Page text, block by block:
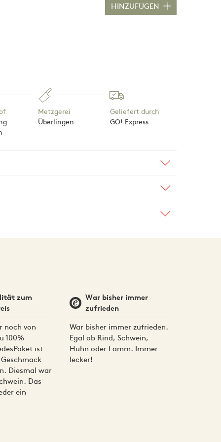
HINZUFÜGEN
Metzgerei
Überlingen
Geliefert durch
GO! Express
Das
für den reibungslosen
g), Proteine: 16,2 g, Salz: 2,0 g
Dort ist es ± 3 Monate haltbar.
Zimmertemperatur kommen.
zum
noch von
100%
ist
Diesmal war
Das
ein
War bisher immer
zufrieden
War bisher immer zufrieden.
Egal ob Rind, Schwein,
Huhn oder Lamm. Immer
lecker!